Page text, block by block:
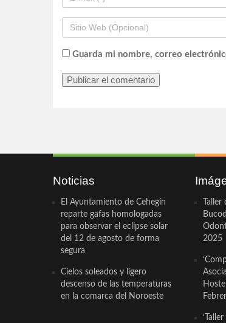
Guarda mi nombre, correo
Noticias
El Ayuntamiento de Cehegín
reparte gafas homologadas
para observar el eclipse solar
del 12 de agosto de forma
segura
Cielos soleados y ligero
descenso de las temperaturas
en la comarca del Noroeste
2025